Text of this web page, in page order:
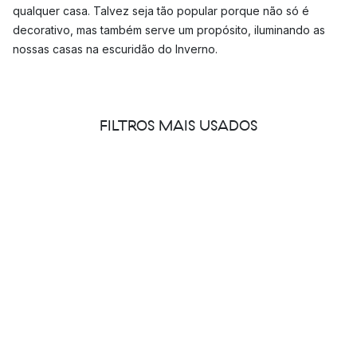
qualquer casa. Talvez seja tão popular porque não só é
decorativo, mas também serve um propósito, iluminando as
nossas casas na escuridão do Inverno.
A estrela de Natal, ou estrela de Advento como também é
FILTROS MAIS USADOS